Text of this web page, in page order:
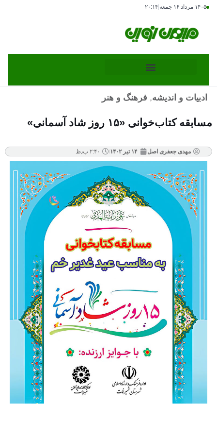
۱۴۰۵ مرداد ۱۶ جمعه ۲۰:۱۴
ادبیات و اندیشه, فرهنگ و هنر
مسابقه کتاب‌خوانی «۱۵ روز شاد آسمانی»
مهدی جعفری اصل ۱۴ تیر ۱۴۰۲ ۲:۴۰ ب٫ظ